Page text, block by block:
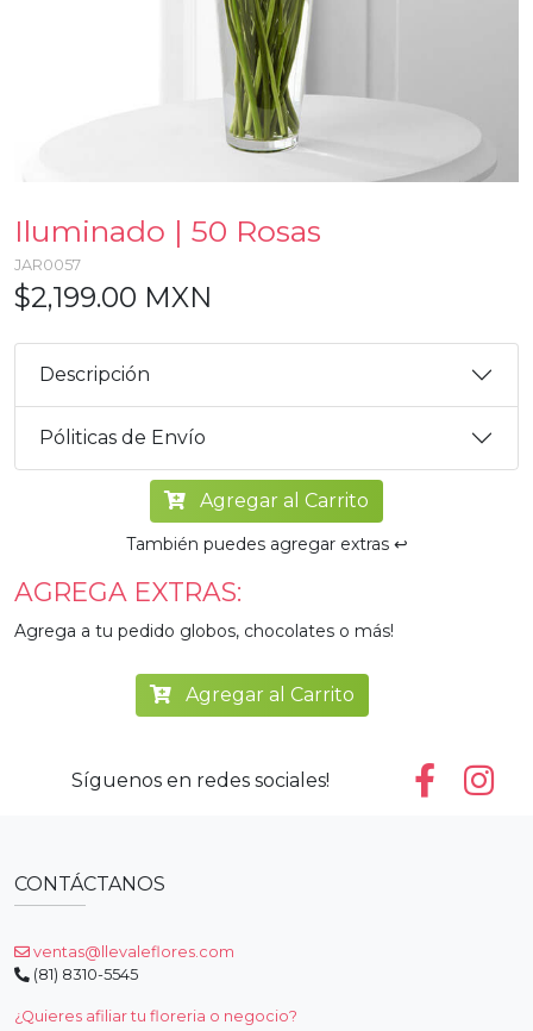
Iluminado | 50 Rosas
JAR0057
$2,199.00 MXN
Descripción
Póliticas de Envío
Agregar al Carrito
También puedes agregar extras ↩️
AGREGA EXTRAS:
Agrega a tu pedido globos, chocolates o más!
Agregar al Carrito
Síguenos en redes sociales!
CONTÁCTANOS
ventas@llevaleflores.com
(81) 8310-5545
¿Quieres afiliar tu floreria o negocio?